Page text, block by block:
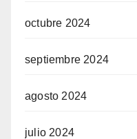
octubre 2024
septiembre 2024
agosto 2024
julio 2024